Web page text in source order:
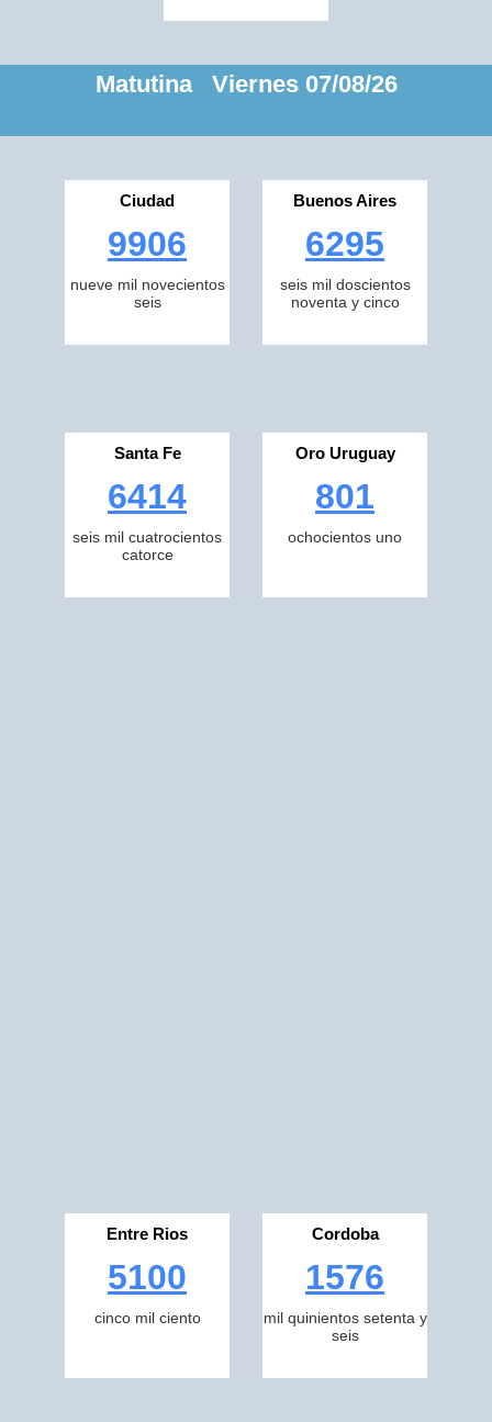
Matutina Viernes 07/08/26
Ciudad
9906
nueve mil novecientos
seis
Buenos Aires
6295
seis mil doscientos
noventa y cinco
Santa Fe
6414
seis mil cuatrocientos
catorce
Oro Uruguay
801
ochocientos uno
Entre Rios
5100
cinco mil ciento
Cordoba
1576
mil quinientos setenta y
seis